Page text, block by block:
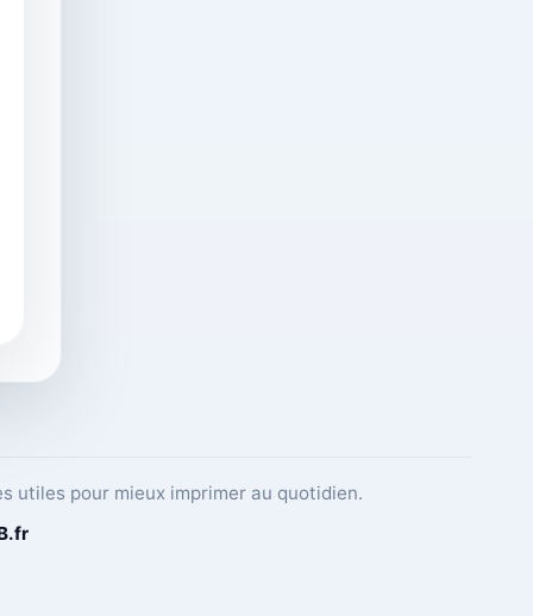
utiles pour mieux imprimer au quotidien.
.fr